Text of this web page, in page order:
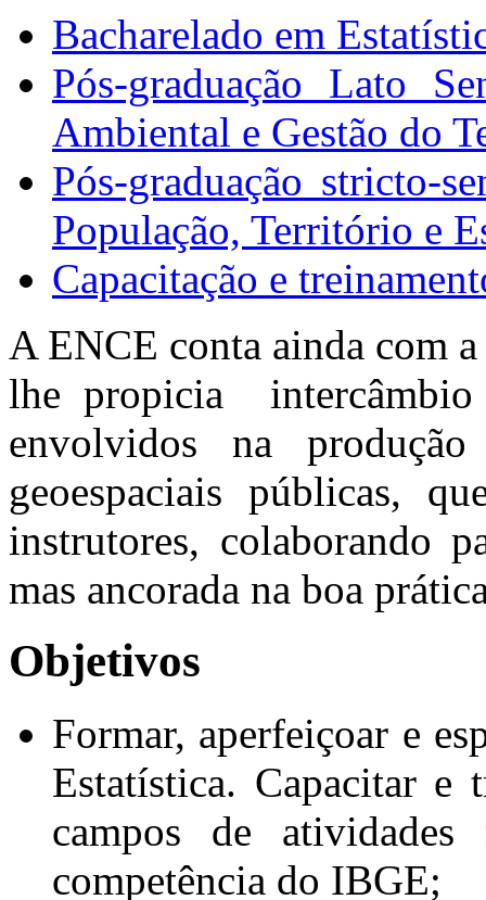
Bacharelado em
Pós-graduação Lato
Ambiental e Gestão do
Pós-graduação stricto-
População, Território e
Capacitação e
A ENCE conta ainda com
lhe propicia intercâmbio
envolvidos na
geoespaciais públicas,
instrutores, colaborando
mas ancorada na boa
Objetivos
Formar, aperfeiçoar e
Estatística. Capacitar e
campos de
competência do IBGE;